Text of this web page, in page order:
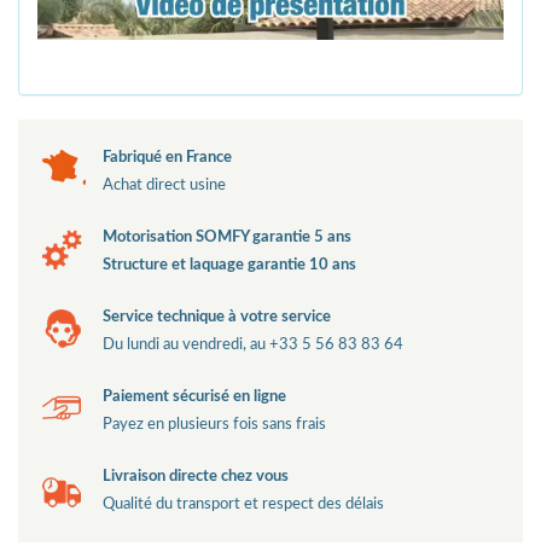
Fabriqué en France
Achat direct usine
Motorisation SOMFY garantie 5 ans
Structure et laquage garantie 10 ans
Service technique à votre service
Du lundi au vendredi, au +33 5 56 83 83 64
Paiement sécurisé en ligne
Payez en plusieurs fois sans frais
Livraison directe chez vous
Qualité du transport et respect des délais